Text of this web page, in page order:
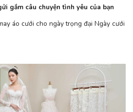
gắm câu chuyện tình yêu của bạn
áo cưới cho ngày trọng đại Ngày cưới